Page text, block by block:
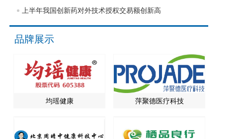
上半年我国创新药对外技术授权交易额创新高
品牌展示
均瑶健康 萍聚德医疗科技